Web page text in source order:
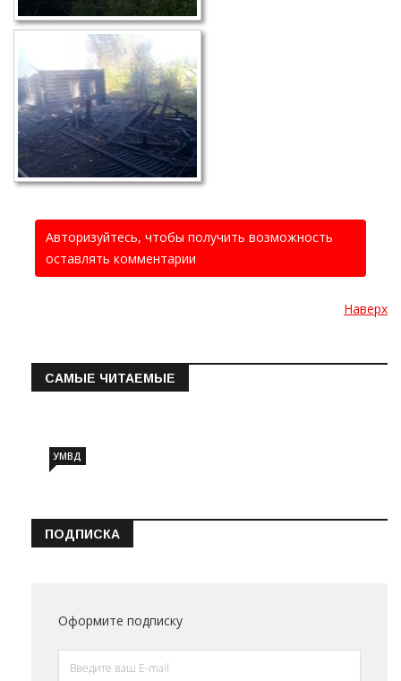
Авторизуйтесь, чтобы получить возможность
оставлять комментарии
Наверх
САМЫЕ ЧИТАЕМЫЕ
УМВД
ПОДПИСКА
Оформите подписку